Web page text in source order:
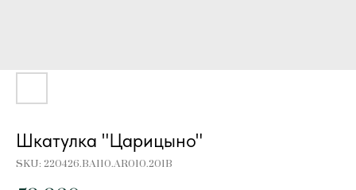
Шкатулка "Царицыно"
SKU: 220426.BA110.AR010.201B